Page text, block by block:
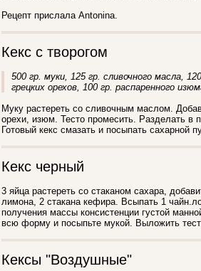
Рецепт прислала Antonina.
Кекс с творогом
500 гр. муки, 125 гр. сливочного масла,
грецких орехов, 100 гр. распаренного
Муку растереть со сливочным маслом.
орехи, изюм. Тесто промесить. Разделать в
Готовый кекс смазать и посыпать сахарной
Кекс черный
3 яйца растереть со стаканом сахара,
лимона, 2 стакана кефира. Всыпать 1
получения массы консистенции густой
всю форму и посыпьте мукой. Выложить
Кексы "Воздушные"